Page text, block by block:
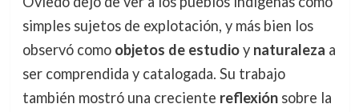
simples sujetos de explotación, y más bien los
observó como objetos de estudioy naturaleza a
ser comprendida y catalogada. Su trabajo
también mostró una creciente reflexiónsobre la